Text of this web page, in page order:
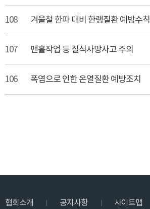
108 겨울철 한파 대비 한랭질환 예방수칙
107 맨홀작업 등 질식사망사고 주의
106 폭염으로 인한 온열질환 예방조치
협회소개 공지사항 사이트맵